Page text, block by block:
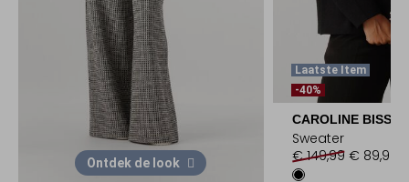
Ontdek de look
Laatste Item
-40%
CAROLINE BISS
Sweater
€ 149,99 € 89,99